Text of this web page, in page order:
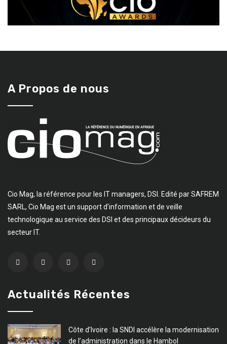
A Propos de nous
Cio Mag, la référence pour les IT managers, DSI. Edité par SAFREM
SARL, Cio Mag est un support d’information et de veille
technologique au service des DSI et des principaux décideurs du
secteur IT.
Actualités Récentes
Côte d’Ivoire : la SNDI accélère la modernisation
de l’administration dans le Hambol